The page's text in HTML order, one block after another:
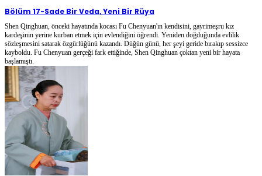
Bölüm 17-Sade Bir Veda, Yeni Bir Rüya
Shen Qinghuan, önceki hayatında kocası Fu Chenyuan'ın kendisini, gayrimeşru kız
kardeşinin yerine kurban etmek için evlendiğini öğrendi. Yeniden doğduğunda evlilik
sözleşmesini satarak özgürlüğünü kazandı. Düğün günü, her şeyi geride bırakıp sessizce
kayboldu. Fu Chenyuan gerçeği fark ettiğinde, Shen Qinghuan çoktan yeni bir hayata
başlamıştı.